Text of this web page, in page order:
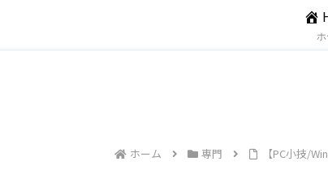
ホーム 専門 【PC小技/